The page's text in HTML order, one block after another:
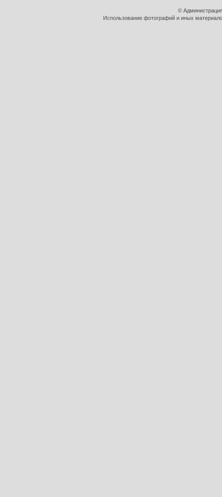
©
Использование фотографий и иных